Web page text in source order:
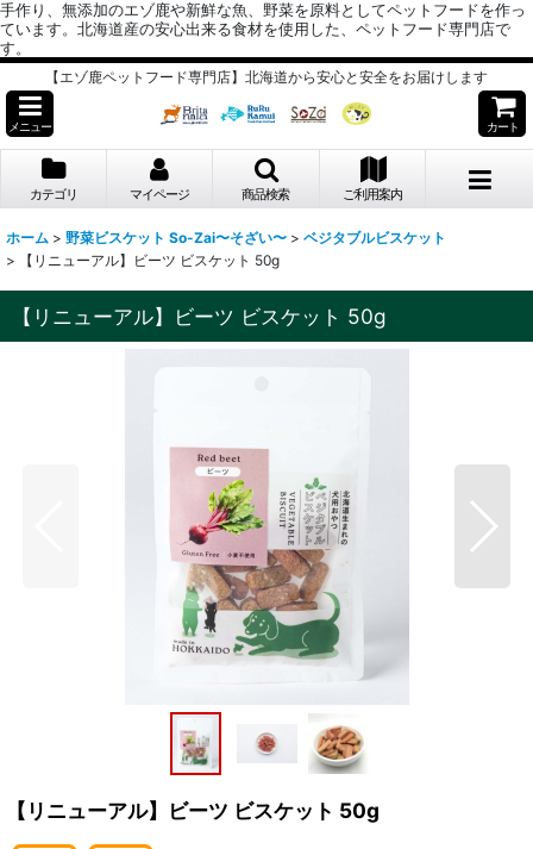
手作り、無添加のエゾ鹿や新鮮な魚、野菜を原料としてペットフードを作っ
ています。北海道産の安心出来る食材を使用した、ペットフード専門店で
す。
【エゾ鹿ペットフード専門店】北海道から安心と安全をお届けします
メニュー カート
カテゴリ マイページ 商品検索 ご利用案内
ホーム > 野菜ビスケット So-Zai〜そざい〜 > ベジタブルビスケット
>
【リニューアル】ビーツ ビスケット 50g
【リニューアル】ビーツ ビスケット 50g
【リニューアル】ビーツ ビスケット 50g